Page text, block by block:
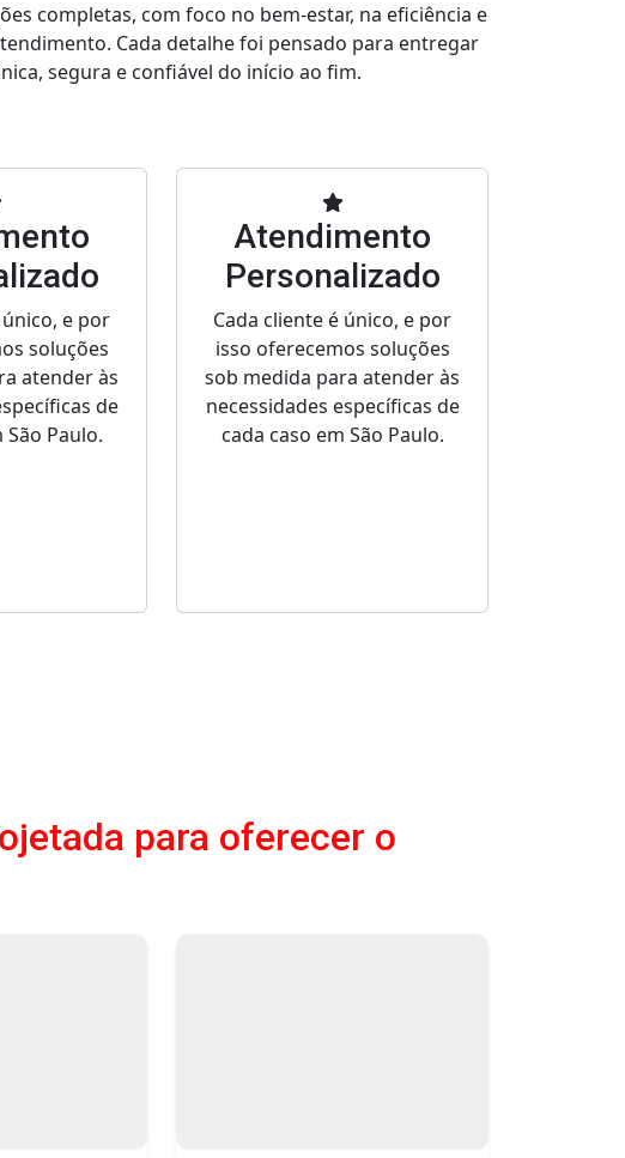
completas, com foco no bem-estar, na eficiência e
Cada detalhe foi pensado para entregar
segura e confiável do início ao fim.
e por
soluções
atender às
de
São Paulo.
Atendimento
Personalizado
Cada cliente é único, e por
isso oferecemos soluções
sob medida para atender às
necessidades específicas de
cada caso em São Paulo.
para oferecer o